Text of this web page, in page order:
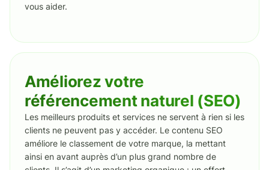
vous aider.
Améliorez votre
référencement naturel (SEO)
Les meilleurs produits et services ne servent à rien si les
clients ne peuvent pas y accéder. Le contenu SEO
améliore le classement de votre marque, la mettant
ainsi en avant auprès d’un plus grand nombre de